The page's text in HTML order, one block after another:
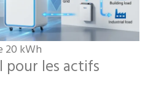
20 kWh
pour les actifs